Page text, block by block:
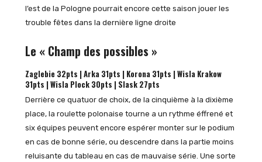
l’est de la Pologne pourrait encore cette saison jouer les
trouble fêtes dans la dernière ligne droite
Le « Champ des possibles »
Zaglebie 32pts | Arka 31pts | Korona 31pts | Wisla Krakow
31pts | Wisla Plock 30pts | Slask 27pts
Derrière ce quatuor de choix, de la cinquième à la dixième
place, la roulette polonaise tourne a un rythme éffrené et
six équipes peuvent encore espérer monter sur le podium
en cas de bonne série, ou descendre dans la partie moins
reluisante du tableau en cas de mauvaise série. Une sorte